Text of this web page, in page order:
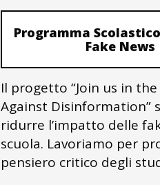
Programma
Fake News
Il progetto “Join us in
Against Disinformation”
ridurre l’impatto delle
scuola. Lavoriamo per
pensiero critico degli